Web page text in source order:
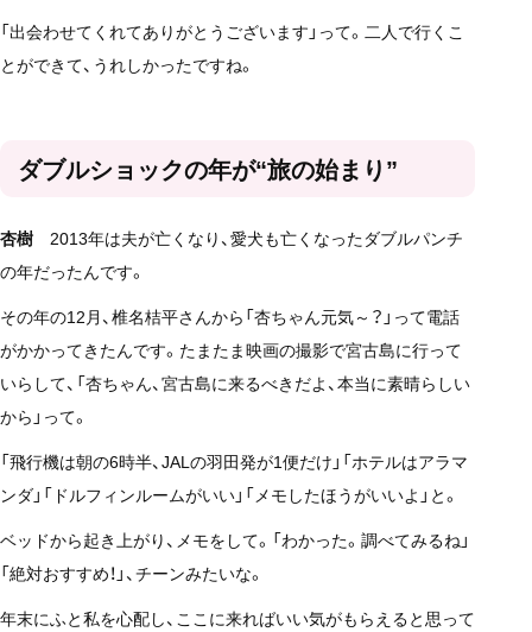
「出会わせてくれてありがとうございます」って。二人で行くこ
とができて、うれしかったですね。
ダブルショックの年が“旅の始まり”
杏樹 2013年は夫が亡くなり、愛犬も亡くなったダブルパンチ
の年だったんです。
その年の12月、椎名桔平さんから「杏ちゃん元気～？」って電話
がかかってきたんです。たまたま映画の撮影で宮古島に行って
いらして、「杏ちゃん、宮古島に来るべきだよ、本当に素晴らしい
から」って。
「飛行機は朝の6時半、JALの羽田発が1便だけ」「ホテルはアラマ
ンダ」「ドルフィンルームがいい」「メモしたほうがいいよ」と。
ベッドから起き上がり、メモをして。「わかった。調べてみるね」
「絶対おすすめ！」、チーンみたいな。
年末にふと私を心配し、ここに来ればいい気がもらえると思って